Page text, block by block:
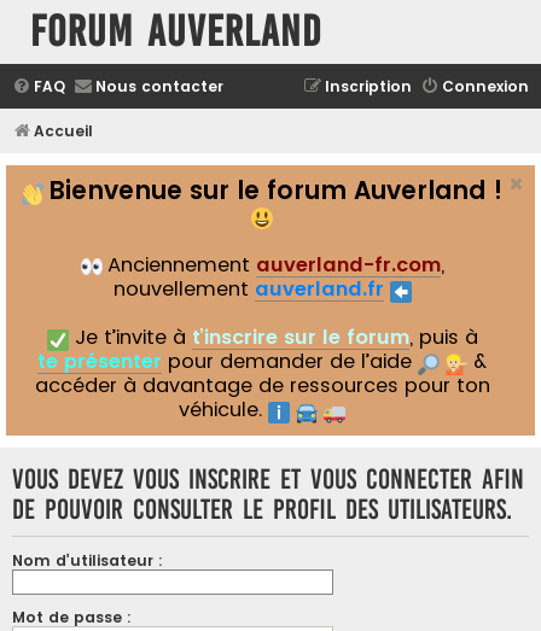
Forum Auverland
FAQ Nous contacter Connexion
Inscription
Accueil
Bienvenue sur le forum Auverland !
Anciennement auverland-fr.com,
nouvellement auverland.fr
Je t’invite à t’inscrire sur le forum, puis à
te présenter pour demander de l’aide
&
accéder à davantage de ressources pour ton
véhicule.
Vous devez vous inscrire et vous connecter afin
de pouvoir consulter le profil des utilisateurs.
Nom d’utilisateur :
Mot de passe :